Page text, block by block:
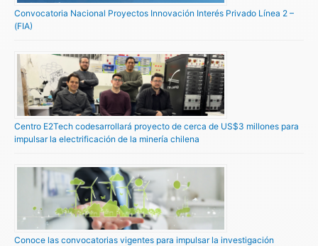
Convocatoria Nacional Proyectos Innovación Interés Privado Línea 2 –
(FIA)
Centro E2Tech codesarrollará proyecto de cerca de US$3 millones para
impulsar la electrificación de la minería chilena
Conoce las convocatorias vigentes para impulsar la investigación